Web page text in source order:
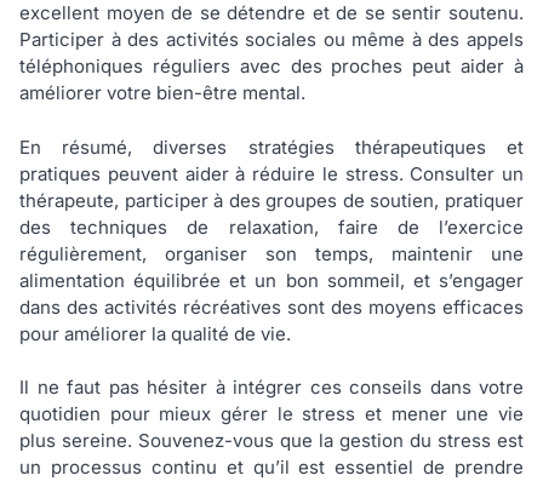
excellent moyen de se détendre et de se sentir soutenu.
Participer à des activités sociales ou même à des appels
téléphoniques réguliers avec des proches peut aider à
améliorer votre bien-être mental.
En résumé, diverses stratégies thérapeutiques et
pratiques peuvent aider à réduire le stress. Consulter un
thérapeute, participer à des groupes de soutien, pratiquer
des techniques de relaxation, faire de l’exercice
régulièrement, organiser son temps, maintenir une
alimentation équilibrée et un bon sommeil, et s’engager
dans des activités récréatives sont des moyens efficaces
pour améliorer la qualité de vie.
Il ne faut pas hésiter à intégrer ces conseils dans votre
quotidien pour mieux gérer le stress et mener une vie
plus sereine. Souvenez-vous que la gestion du stress est
un processus continu et qu’il est essentiel de prendre